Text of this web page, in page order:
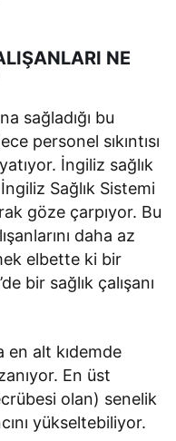
NE
sağladığı bu
personel sıkıntısı
İngiliz sağlık
Sağlık Sistemi
göze çarpıyor. Bu
daha az
elbette ki bir
bir sağlık çalışanı
en alt kıdemde
En üst
olan) senelik
yükseltebiliyor.